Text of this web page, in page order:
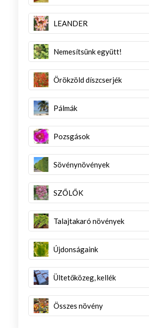
LEANDER
Nemesítsünk együtt!
Örökzöld díszcserjék
Pálmák
Pozsgások
Sövénynövények
SZŐLŐK
Talajtakaró növények
Újdonságaink
Ültetőközeg, kellék
Összes növény